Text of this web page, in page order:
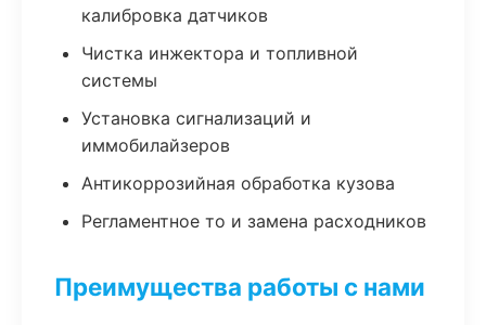
калибровка датчиков
Чистка инжектора и топливной
системы
Установка сигнализаций и
иммобилайзеров
Антикоррозийная обработка кузова
Регламентное то и замена расходников
Преимущества работы с нами